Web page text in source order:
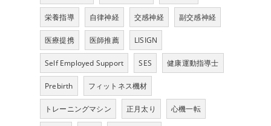
栄養指導 自律神経 交感神経 副交感神経
医療提携 医師推薦 LISIGN
Self Employed Support SES 健康運動指導士
Prebirth フィットネス機材
トレーニングマシン 正月太り 心機一転